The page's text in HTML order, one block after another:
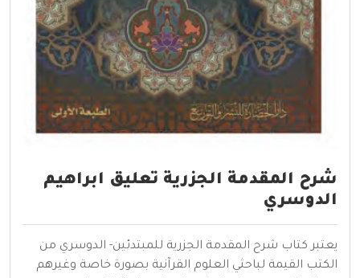
شرح المقدمة الجزرية تعليق ابراهيم
الدوسري
يعتبر كتاب شرح المقدمة الجزرية للمبتدئين- الدوسري من
الكتب القيمة لباحثي العلوم القرآنية بصورة خاصة وغيرهم